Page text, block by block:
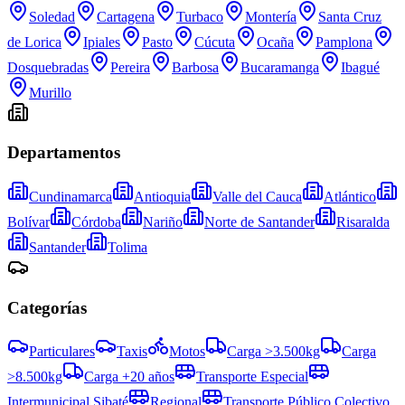
Soledad Cartagena Turbaco Montería
Santa Cruz
de Lorica
Ipiales Pasto Cúcuta Ocaña
Pamplona
Dosquebradas
Pereira Barbosa Bucaramanga
Ibagué
Murillo
Departamentos
Cundinamarca Antioquia Valle del Cauca
Atlántico
Bolívar
Córdoba Nariño Norte de Santander
Risaralda
Santander
Tolima
Categorías
Particulares Taxis Motos Carga >3.500kg
Carga
>8.500kg
Carga +20 años
Transporte Especial